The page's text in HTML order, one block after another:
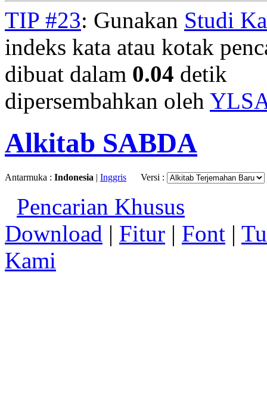
TIP #23: Gunakan Studi
indeks kata atau kotak
dibuat dalam 0.04 detik
dipersembahkan oleh
Alkitab SABDA
Antarmuka : Indonesia | Inggris Versi :
Pencarian Khusus
Download | Fitur | Font |
Kami